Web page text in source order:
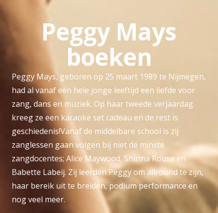
Peggy Mays
boeken
Peggy Mays, geboren op 25 maart 1989 te Nijmegen,
had al vanaf een hele jonge leeftijd een liefde voor
zang, dans en muziek. Op haar tweede verjaardag
kreeg ze een karaoke set cadeau en de rest is
geschiedenis!Vanaf de middelbare school is zij
zanglessen gaan volgen bij niet de minste
zangdocentes; Alice Maywood, Shirma Rouse en
Babette Labeij. Zij leerden Peggy om allround te zijn,
haar bereik uit te breiden, podium performance en
nog veel meer.